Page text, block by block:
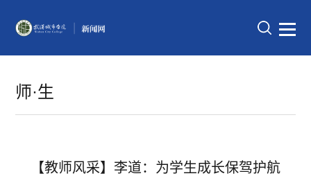
师·生
【教师风采】李道：为学生成长保驾护航